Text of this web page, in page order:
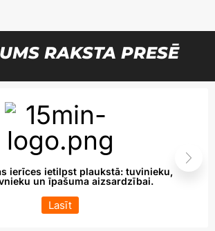
RAKSTA PRESĒ
ierīces ietilpst plaukstā: tuvinieku,
un īpašuma aizsardzībai.
Lasīt